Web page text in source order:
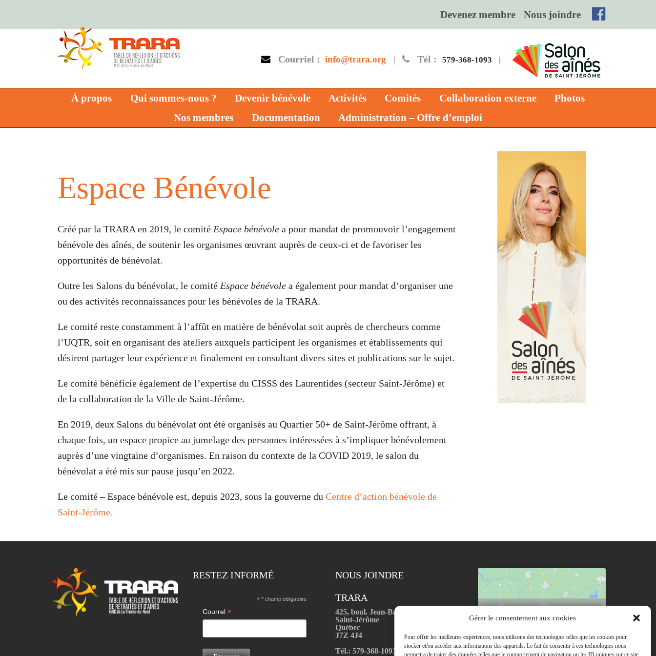
Gérer le consentement aux cookies
Pour offrir les meilleures expériences, nous utilisons des technologies telles que les cookies pour
stocker et/ou accéder aux informations des appareils. Le fait de consentir à ces technologies nous
permettra de traiter des données telles que le comportement de navigation ou les ID uniques sur ce site.
Devenez membre Nous joindre
Courriel : info@trara.org | Tél : 579-368-1093 |
À propos Qui sommes-nous ? Devenir bénévole Activités Comités Collaboration externe
Photos
Nos membres
Documentation Administration – Offre d’emploi
Espace Bénévole
Créé par la TRARA en 2019, le comité Espace bénévole a pour mandat de promouvoir l’engagement
bénévole des aînés, de soutenir les organismes œuvrant auprès de ceux-ci et de favoriser les
opportunités de bénévolat.
Outre les Salons du bénévolat, le comité Espace bénévole a également pour mandat d’organiser une
ou des activités reconnaissances pour les bénévoles de la TRARA.
Le comité reste constamment à l’affût en matière de bénévolat soit auprès de chercheurs comme
l’UQTR, soit en organisant des ateliers auxquels participent les organismes et établissements qui
désirent partager leur expérience et finalement en consultant divers sites et publications sur le sujet.
Le comité bénéficie également de l’expertise du CISSS des Laurentides (secteur Saint-Jérôme) et
de la collaboration de la Ville de Saint-Jérôme.
En 2019, deux Salons du bénévolat ont été organisés au Quartier 50+ de Saint-Jérôme offrant, à
chaque fois, un espace propice au jumelage des personnes intéressées à s’impliquer bénévolement
auprès d’une vingtaine d’organismes. En raison du contexte de la COVID 2019, le salon du
bénévolat a été mis sur pause jusqu’en 2022.
Le comité – Espace bénévole est, depuis 2023, sous la gouverne du Centre d’action bénévole de
Saint-Jérôme.
RESTEZ INFORMÉ
* * champ obligatoire
Courrel *
NOUS JOINDRE
TRARA
425, boul. Jean-Baptiste-Rolland Est
Saint-Jérôme
Québec
J7Z 4J4
Tél.: 579-368-1093
marketing et activer ce contenu